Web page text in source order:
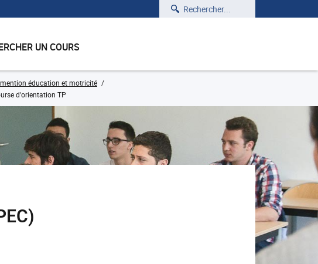
Rechercher
UN COURS
mention éducation et motricité
d'orientation TP